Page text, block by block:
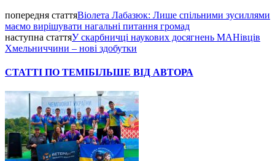
попередня статтяВіолета Лабазюк: Лише спільними зусиллями
маємо вирішувати нагальні питання громад
наступна статтяУ скарбничці наукових досягнень МАНівців
Хмельниччини – нові здобутки
СТАТТІ ПО ТЕМІБІЛЬШЕ ВІД АВТОРА